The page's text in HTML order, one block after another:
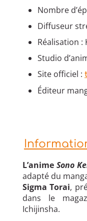
Nombre
Diffuseur
Réalisation :
Studio
Site officiel :
Éditeur
L’animeSono
adapté du
Sigma Torai,
dans le
Ichijinsha.